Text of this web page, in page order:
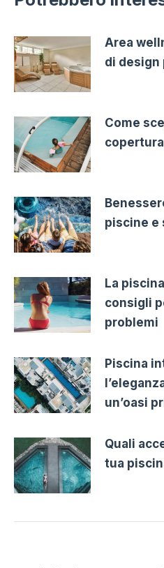
Area
di design
Come
piscine e
La
consigli
problemi
Piscina
un’oasi
Quali
tua